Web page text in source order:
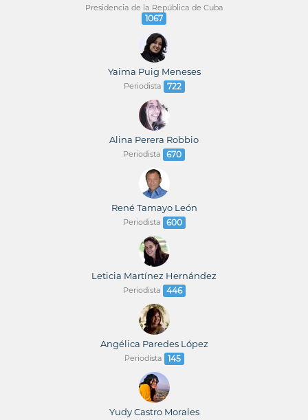
Presidencia de la República de Cuba
1067
Yaima Puig Meneses
Periodista 722
Alina Perera Robbio
Periodista 670
René Tamayo León
Periodista 600
Leticia Martínez Hernández
Periodista 446
Angélica Paredes López
Periodista 145
Yudy Castro Morales